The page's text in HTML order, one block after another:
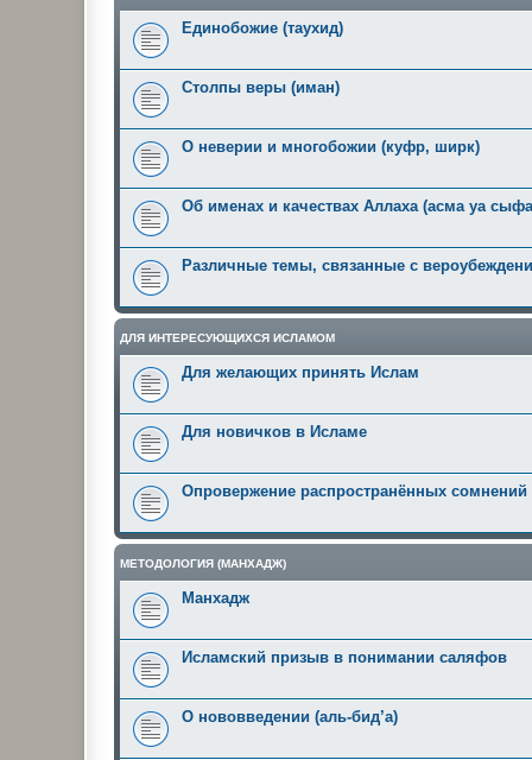
Единобожие (таухид)
Столпы веры (иман)
О неверии и многобожии (куфр, ширк)
Об именах и качествах Аллаха (асма уа
Различные темы, связанные с
ДЛЯ ИНТЕРЕСУЮЩИХСЯ ИСЛАМОМ
Для желающих принять Ислам
Для новичков в Исламе
Опровержение распространённых сомнений
МЕТОДОЛОГИЯ (МАНХАДЖ)
Манхадж
Исламский призыв в понимании саляфов
О нововведении (аль-бид’а)